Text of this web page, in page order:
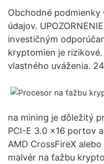
Obchodné podmienky
údajov.
investičným
kryptomien je
vlastného uváženia.
na mining je dôležitý
PCI-E 3.0 x16 portov
AMD CrossFireX
malvér na ťažbu